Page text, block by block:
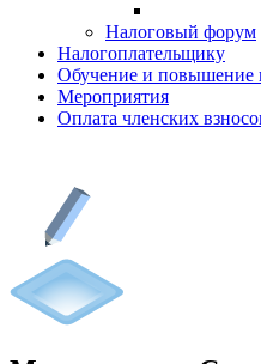
Налоговый форум
Налогоплательщику
Обучение и повышение
Мероприятия
Оплата членских